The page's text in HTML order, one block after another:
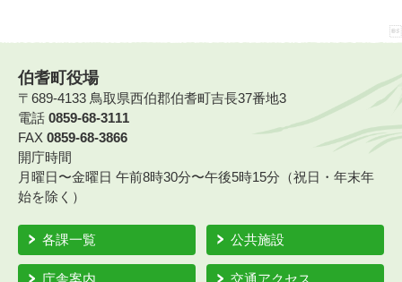
伯耆町役場
〒689-4133 鳥取県西伯郡伯耆町吉長37番地3
電話 0859-68-3111
FAX 0859-68-3866
開庁時間
月曜日〜金曜日 午前8時30分〜午後5時15分（祝日・年末年
始を除く）
各課一覧 公共施設
庁舎案内 交通アクセス